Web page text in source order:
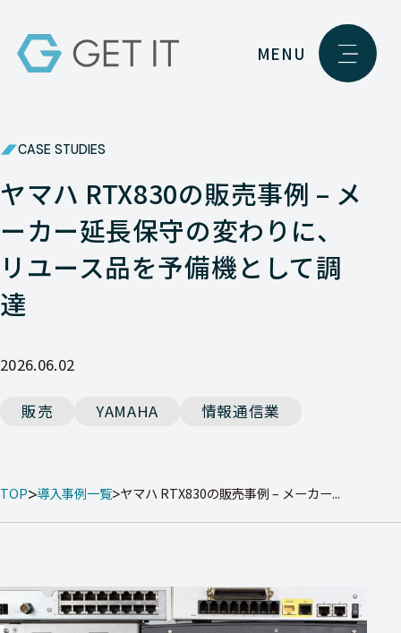
MENU
CASE STUDIES
ヤマハ RTX830の販売事例 – メ
ーカー延長保守の変わりに、
リユース品を予備機として調
達
2026.06.02
販売 YAMAHA 情報通信業
TOP 導入事例一覧 ヤマハ RTX830の販売事例 – メーカー...